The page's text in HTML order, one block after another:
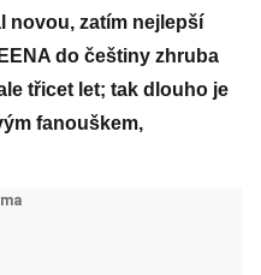
novou, zatím nejlepší
do češtiny zhruba
třicet let; tak dlouho je
fanouškem,